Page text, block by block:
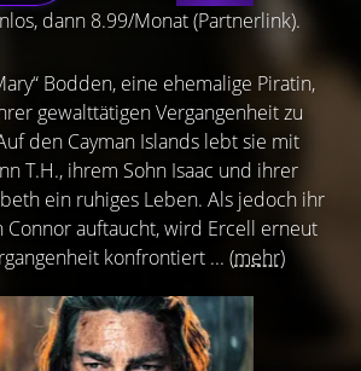
dann 8.99/Monat (Partnerlink).
Bodden, eine ehemalige Piratin,
gewalttätigen Vergangenheit zu
den Cayman Islands lebt sie mit
T.H., ihrem Sohn Isaac und ihrer
ein ruhiges Leben. Als jedoch ihr
Connor auftaucht, wird Ercell erneut
konfrontiert ... (mehr)